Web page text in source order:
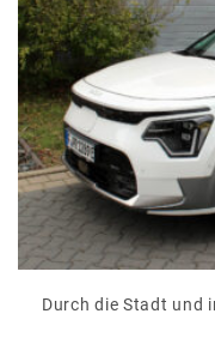
Durch die Stadt und